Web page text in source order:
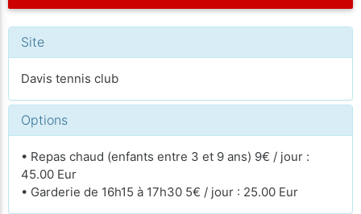
Site
Davis tennis club
Options
• Repas chaud (enfants entre 3 et 9 ans) 9€ / jour :
45.00 Eur
• Garderie de 16h15 à 17h30 5€ / jour : 25.00 Eur